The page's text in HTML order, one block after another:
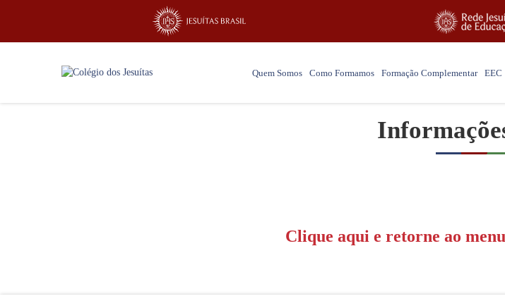
Quem Somos Como Formamos Formação Complementar EEC
Clique aqui e retorne ao